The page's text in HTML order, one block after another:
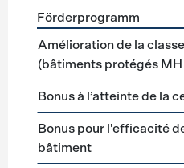
Förderprogramme
Förderprogramm
Amélioration de la
(bâtiments protégés MH
Bonus à l’atteinte de la
Bonus pour l'efficacité
bâtiment